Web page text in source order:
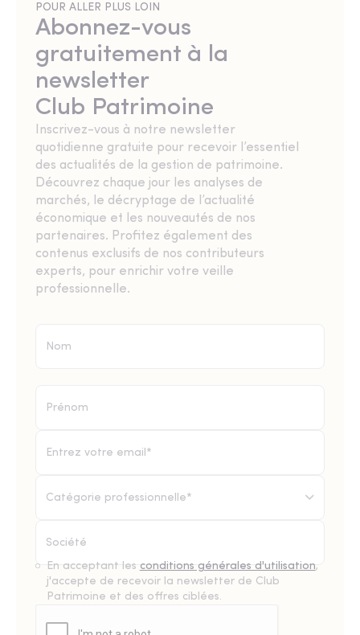
POUR ALLER PLUS LOIN
Abonnez-vous
gratuitement à la
newsletter
Club Patrimoine
Inscrivez-vous à notre newsletter
quotidienne gratuite pour recevoir l’essentiel
des actualités de la gestion de patrimoine.
Découvrez chaque jour les analyses de
marchés, le décryptage de l’actualité
économique et les nouveautés de nos
partenaires. Profitez également des
contenus exclusifs de nos contributeurs
experts, pour enrichir votre veille
professionnelle.
Catégorie professionnelle*
En acceptant les conditions générales d'utilisation,
j'accepte de recevoir la newsletter de Club
Patrimoine et des offres ciblées.